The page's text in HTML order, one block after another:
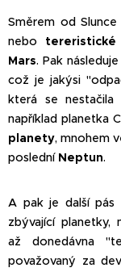
Směrem od
nebo
Mars. Pak
což je jakýsi
která se
například planetka
planety, mnohem
poslední Neptun.
A pak je další pás
zbývající planetky,
až donedávna
považovaný za